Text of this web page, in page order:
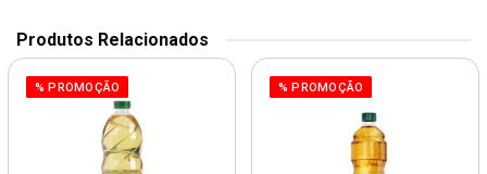
Produtos Relacionados
% PROMOÇÃO % PROMOÇÃO